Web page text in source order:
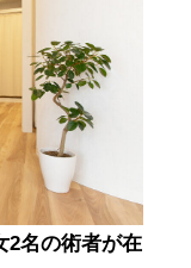
2名の術者が在